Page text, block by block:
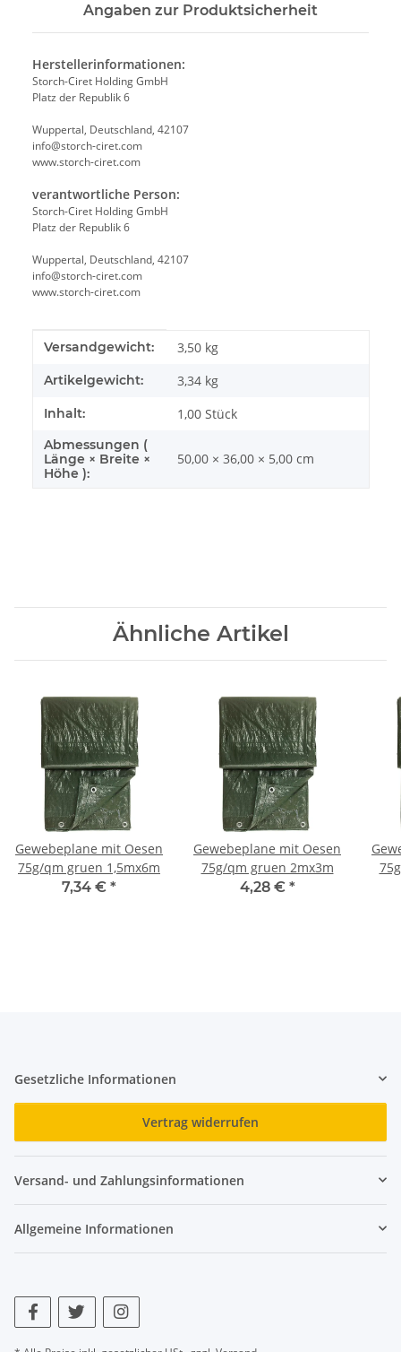
Angaben zur Produktsicherheit
Herstellerinformationen:
Storch-Ciret Holding GmbH
Platz der Republik 6
Wuppertal, Deutschland, 42107
info@storch-ciret.com
www.storch-ciret.com
verantwortliche Person:
Storch-Ciret Holding GmbH
Platz der Republik 6
Wuppertal, Deutschland, 42107
info@storch-ciret.com
www.storch-ciret.com
Produkteigenschaft
Wert
Versandgewicht: 3,50 kg
Artikelgewicht: 3,34 kg
Inhalt: 1,00 Stück
Abmessungen (
Länge × Breite ×
Höhe ):
50,00 × 36,00 × 5,00 cm
Ähnliche Artikel
Gewebeplane mit Oesen
75g/qm gruen 1,5mx6m
7,34 € *
Gewebeplane mit Oesen
75g/qm gruen 2mx3m
4,28 € *
Gesetzliche Informationen
Vertrag widerrufen
Versand- und Zahlungsinformationen
Allgemeine Informationen